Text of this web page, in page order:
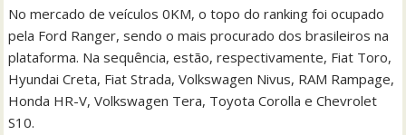
No mercado de veículos 0KM, o topo do ranking foi ocupado
pela Ford Ranger, sendo o mais procurado dos brasileiros na
plataforma. Na sequência, estão, respectivamente, Fiat Toro,
Hyundai Creta, Fiat Strada, Volkswagen Nivus, RAM Rampage,
Honda HR-V, Volkswagen Tera, Toyota Corolla e Chevrolet
S10.